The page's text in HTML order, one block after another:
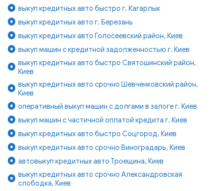
выкуп кредитных авто быстро г. Кагарлык
выкуп кредитных авто г. Березань
выкуп кредитных авто Голосеевский район, Киев
выкуп машин с кредитной задолженностью г. Киев
выкуп кредитных авто быстро Святошинский район,
Киев
выкуп кредитных авто срочно Шевченковский район,
Киев
оперативный выкуп машин с долгами в залоге г. Киев
выкуп машин с частичной оплатой кредита г. Киев
выкуп кредитных авто быстро Соцгород, Киев
выкуп кредитных авто срочно Виноградарь, Киев
автовыкуп кредитных авто Троещина, Киев
выкуп кредитных авто срочно Александровская
слободка, Киев